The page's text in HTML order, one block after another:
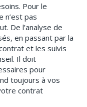
Pour le
n’est pas
De l’analyse de
en passant par la
et les suivis
Il doit
pour
toujours à vos
contrat